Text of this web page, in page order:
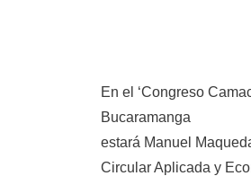
En el ‘Congreso
Bucaramanga
estará Manuel
Circular Aplicada y